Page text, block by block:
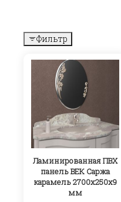
Фильтр
Ламинированная ПВХ
панель ВЕК Саржа
карамель 2700х250х9
мм